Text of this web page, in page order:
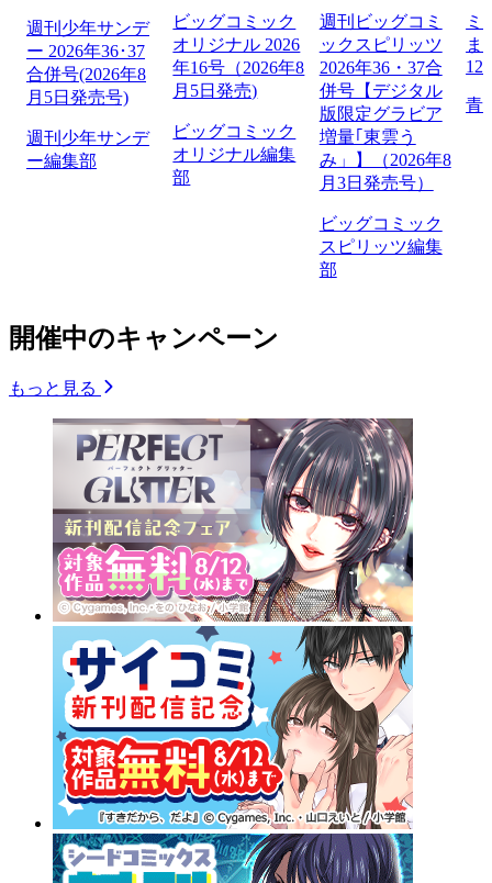
週刊少年サンデ
ー 2026年36･37
合併号(2026年8
月5日発売号)
週刊少年サンデ
ー編集部
ビッグコミック
オリジナル 2026
年16号（2026年8
月5日発売)
ビッグコミック
オリジナル編集
部
週刊ビッグコミ
ックスピリッツ
2026年36・37合
併号【デジタル
版限定グラビア
増量｢東雲う
み」】（2026年8
月3日発売号）
ビッグコミック
スピリッツ編集
部
ミ
ま
129
青
開催中のキャンペーン
もっと見る